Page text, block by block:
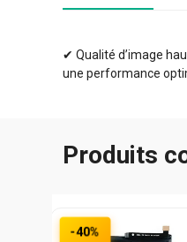
✔ Qualité d’image
une performance
Produits
-40%